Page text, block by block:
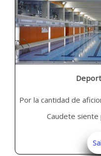
Por la cantidad de
Caudete